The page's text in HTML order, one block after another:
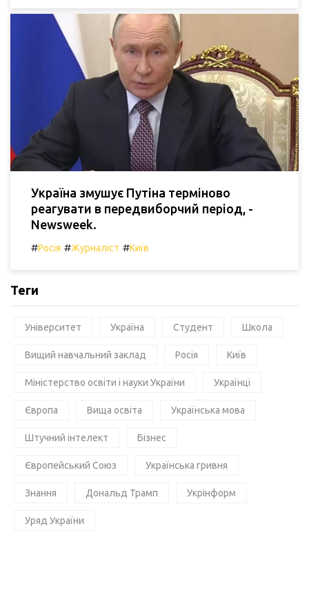
Україна змушує Путіна терміново
реагувати в передвиборчий період, -
Newsweek.
#Росія #Журналіст #Київ
Теги
Університет Україна Студент Школа
Вищий навчальний заклад Росія Київ
Міністерство освіти і науки України Українці
Європа Вища освіта Українська мова
Штучний інтелект Бізнес
Європейський Союз Українська гривня
Знання Дональд Трамп Укрінформ
Уряд України